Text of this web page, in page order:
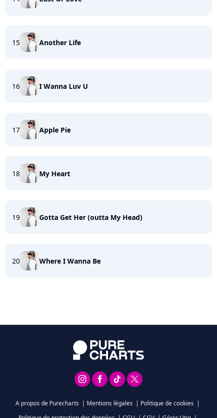
15 Another Life
16 I Wanna Luv U
17 Apple Pie
18 My Heart
19 Gotta Get Her (outta My Head)
20 Where I Wanna Be
A propos de Purecharts | Mentions légales | Politique de cookies |